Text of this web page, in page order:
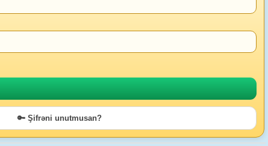
🔑 Şifrəni unutmusan?